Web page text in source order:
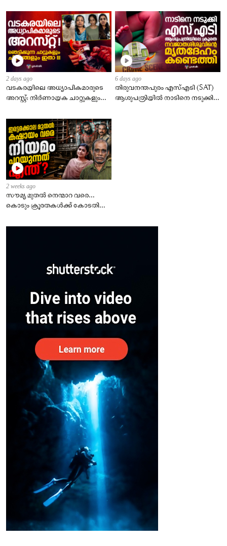
2 days ago
വടകരയിലെ അധ്യാപികമാരുടെ
അറസ്റ്റ്: നിർണായക ചാറ്റുകളും
സംഘത്തിന്.
6 days ago
തിരുവനന്തപുരം എസ്എടി (SAT)
ആശുപത്രിയിൽ നാടിനെ നടുക്കിയ
2 weeks ago
സൗമ്യ മുതൽ നെന്മാറ വരെ…
കൊടും ക്രൂരതകൾക്ക് കോടതി